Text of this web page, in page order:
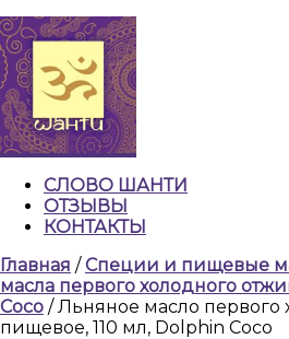
СЛОВО ШАНТИ
ОТЗЫВЫ
КОНТАКТЫ
КНОПКА
ЗАКРЫТЬ
Главная /Специи и пищевые
масла первого холодного
Coco / Льняное масло первого
пищевое, 110 мл, Dolphin Coco